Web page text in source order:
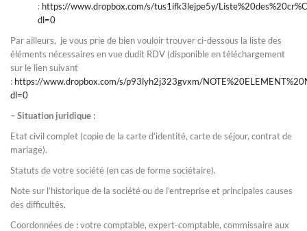
: https://www.dropbox.com/s/tus1ifk3lejpe5y/
dl=0
Par ailleurs, je vous prie de bien vouloir trouver ci-dessous la liste des
éléments nécessaires en vue dudit RDV (disponible en téléchargement
sur le lien suivant
: https://www.dropbox.com/s/p93lyh2j323gvxm/
dl=0
– Situation juridique :
Etat civil complet (copie de la carte d’identité, carte de séjour, contrat de
mariage).
Statuts de votre société (en cas de forme sociétaire).
Note sur l’historique de la société ou de l’entreprise et principales causes
des difficultés.
Coordonnées de :votre comptable, expert-comptable, commissaire aux